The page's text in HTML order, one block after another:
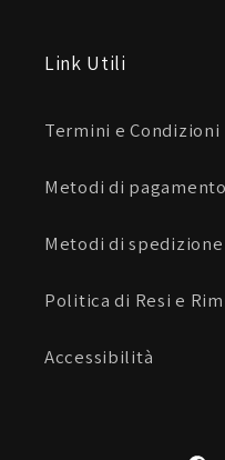
Link Utili
Termini e Condizioni
Metodi di pagamento
Metodi di spedizione
Politica di Resi e
Accessibilità